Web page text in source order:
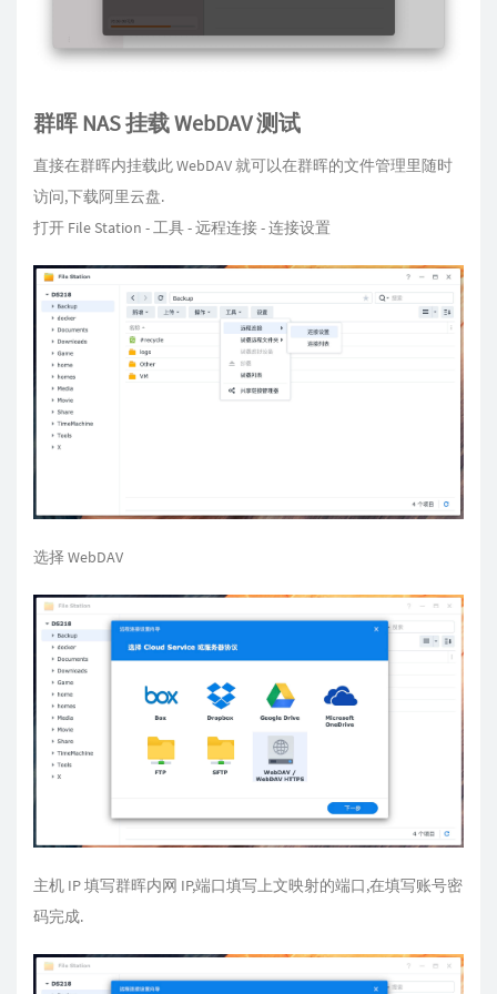
群晖 NAS 挂载 WebDAV 测试
直接在群晖内挂载此 WebDAV 就可以在群晖的文件管理里随时
访问,下载阿里云盘.
打开 File Station - 工具 - 远程连接 - 连接设置
选择 WebDAV
主机 IP 填写群晖内网 IP,端口填写上文映射的端口,在填写账号密
码完成.